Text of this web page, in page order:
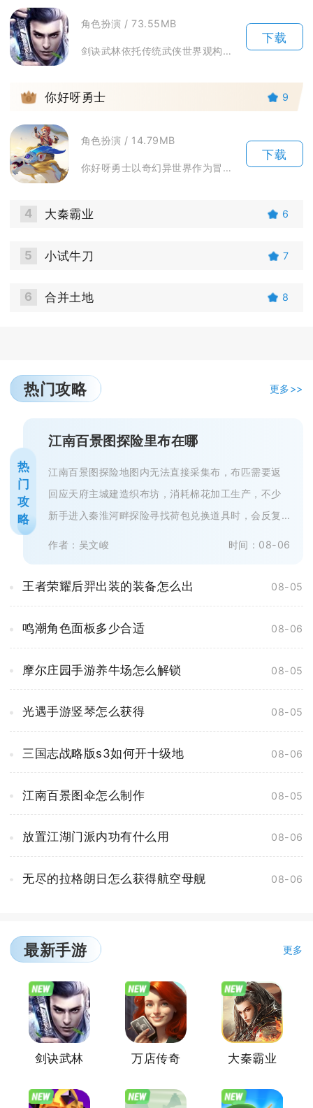
角色扮演 / 73.55MB
剑诀武林依托传统武侠世界观构建江湖舞台，玩家扮演初入江湖的侠客，研习各式剑诀武学，闯荡九州...
下载
3 你好呀勇士 9
角色扮演 / 14.79MB
你好呀勇士以奇幻异世界作为冒险舞台，玩家化身勇士穿梭多个风格迥异的场景，挑战各类魔物与首领...
下载
4 大秦霸业 6
5 小试牛刀 7
6 合并土地 8
热门攻略 更多>>
热
门
攻
略
江南百景图探险里布在哪
江南百景图探险地图内无法直接采集布，布匹需要返
回应天府主城建造织布坊，消耗棉花加工生产，不少
新手进入秦淮河畔探险寻找荷包兑换道具时，会反复
作者：吴文峻 时间：08-06
王者荣耀后羿出装的装备怎么出 08-05
鸣潮角色面板多少合适 08-06
摩尔庄园手游养牛场怎么解锁 08-05
光遇手游竖琴怎么获得 08-05
三国志战略版s3如何开十级地 08-06
江南百景图伞怎么制作 08-05
放置江湖门派内功有什么用 08-06
无尽的拉格朗日怎么获得航空母舰 08-06
最新手游 更多
剑诀武林 万店传奇 大秦霸业